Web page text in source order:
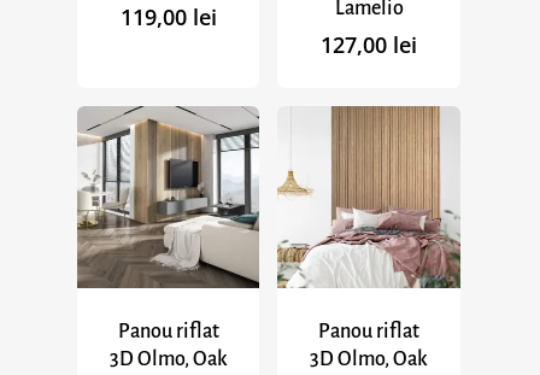
119,00 lei Lamelio
127,00 lei
Panou riflat
3D Olmo, Oak
Panou riflat
3D Olmo, Oak